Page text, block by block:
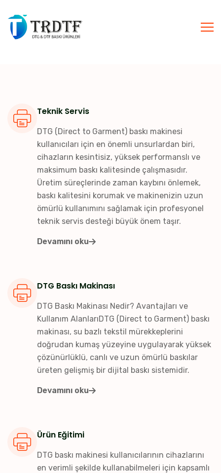
Teknik Servis
DTG (Direct to Garment) baskı makinesi
kullanıcıları için en önemli unsurlardan biri,
cihazların kesintisiz, yüksek performanslı ve
maksimum baskı kalitesinde çalışmasıdır.
Üretim süreçlerinde zaman kaybını önlemek,
baskı kalitesini korumak ve makinenizin uzun
ömürlü kullanımını sağlamak için profesyonel
teknik servis desteği büyük önem taşır.
Devamını oku
DTG Baskı Makinası
DTG Baskı Makinası Nedir? Avantajları ve
Kullanım AlanlarıDTG (Direct to Garment) baskı
makinası, su bazlı tekstil mürekkeplerini
doğrudan kumaş yüzeyine uygulayarak yüksek
çözünürlüklü, canlı ve uzun ömürlü baskılar
üreten gelişmiş bir dijital baskı sistemidir.
Devamını oku
Ürün Eğitimi
DTG baskı makinesi kullanıcılarının cihazlarını
en verimli şekilde kullanabilmeleri için kapsamlı